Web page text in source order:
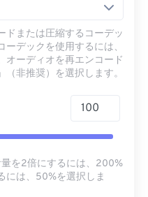
ドまたは圧縮するコーデッ
デックを使用するには、
オーディオを再エンコード
非推奨）を選択します。
を2倍にするには、200%
には、50%を選択しま